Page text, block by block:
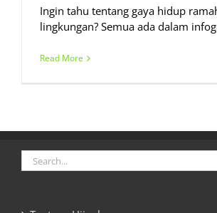
Ingin tahu tentang gaya hidup
lingkungan? Semua ada dalam
Read More
Search
for: